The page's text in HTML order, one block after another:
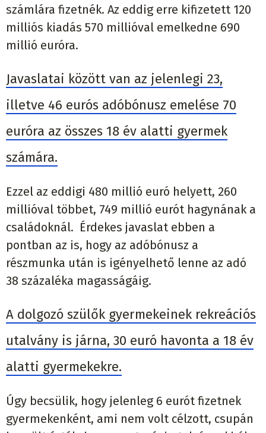
számlára fizetnék. Az eddig erre kifizetett 120
milliós kiadás 570 millióval emelkedne 690
millió euróra.
Javaslatai között van az jelenlegi 23,
illetve 46 eurós adóbónusz emelése 70
euróra az összes 18 év alatti gyermek
számára.
Ezzel az eddigi 480 millió euró helyett, 260
millióval többet, 749 millió eurót hagynának a
családoknál. Érdekes javaslat ebben a
pontban az is, hogy az adóbónusz a
részmunka után is igényelhető lenne az adó
38 százaléka magasságáig.
A dolgozó szülők gyermekeinek rekreációs
utalvány is járna, 30 euró havonta a 18 év
alatti gyermekekre.
Úgy becsülik, hogy jelenleg 6 eurót fizetnek
gyermekenként, ami nem volt célzott, csupán